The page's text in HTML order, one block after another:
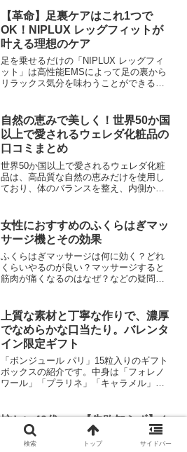
や新緑、花粉やほこりなどにより肌のバ
ランスを崩しがちです。ナチュラル&オー
ガニックのスキンケアでゆらぎがちな肌
のバランスを整えましょう。
【革命】足裏ケアはこれ1つで
OK！NIPLUX レッグフィットが
叶える理想のケア
足を乗せるだけの「NIPLUX レッグフィ
ット」は高性能EMSによって足の裏から
リラックス気分を味わうことができるマ
ト！
自然の恵みで美しく！世界50か国
以上で愛されるウェレダ化粧品の
口コミまとめ
世界50か国以上で愛されるウェレダ化粧
品は、高品質な自然の恵みだけを使用し
ており、体のバランスを整え、内側から
品に関する口コミを集めてみました。
女性におすすめのふくらはぎマッ
サージ機とその効果
ふくらはぎマッサージは何に効く？どれ
くらいやるのが良い？マッサージすると
筋肉が痛くなるのはなぜ？などの疑問や
上質な素材と丁寧な作りで、濃厚
でなめらかな口当たり。バレンタ
イン限定ギフト
「ボンジュール パリ」15粒入りのギフト
ボックスの紹介です。中身は「フォレノ
ワール」「プラリネ」「キャラメル」
忙しい40代へ：【失敗知らず】ク
リスマスに贈る大人の高級チョコ
ギフト5選
検索 トップ サイドバー